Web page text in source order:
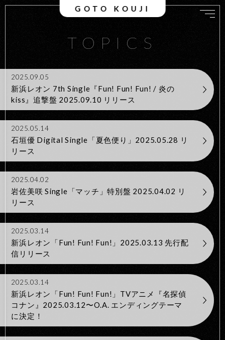
GOTO KOUJI
TOPICS
2025.09.05
新浜レオン 7th Single『Fun! Fun! Fun! / 炎の
kiss』追撃盤 2025.09.10 リリース
2025.05.14
石垣優 Digital Single「夏色便り」2025.05.28 リ
リース
2025.04.02
岩佐美咲 Single「マッチ」特別盤 2025.04.02 リ
リース
2025.03.14
新浜レオン「Fun! Fun! Fun!」2025.03.13 先行配
信リリース
2025.03.14
新浜レオン「Fun! Fun! Fun!」TVアニメ『名探偵
コナン』2025.03.12〜O.A. エンディングテーマ
に決定！